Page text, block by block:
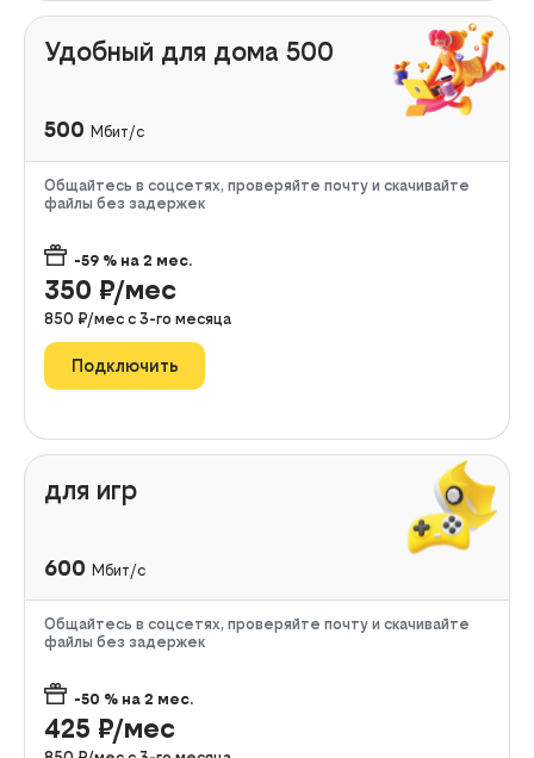
Удобный для дома 500
500 Мбит/с
Общайтесь в соцсетях, проверяйте почту и скачивайте
файлы без задержек
-59 % на 2 мес.
350 ₽/мес
850 ₽/мес с 3-го месяца
Подключить
для игр
600 Мбит/с
Общайтесь в соцсетях, проверяйте почту и скачивайте
файлы без задержек
-50 % на 2 мес.
425 ₽/мес